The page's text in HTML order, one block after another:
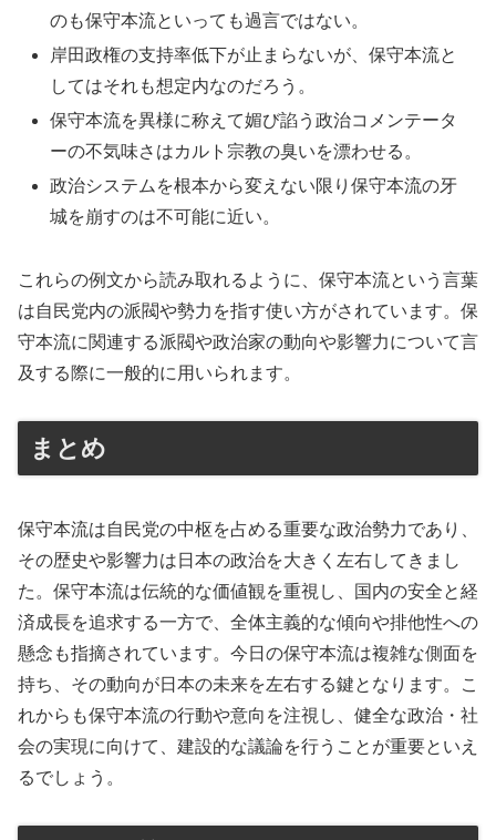
のも保守本流といっても過言ではない。
岸田政権の支持率低下が止まらないが、保守本流と
してはそれも想定内なのだろう。
保守本流を異様に称えて媚び諂う政治コメンテータ
ーの不気味さはカルト宗教の臭いを漂わせる。
政治システムを根本から変えない限り保守本流の牙
城を崩すのは不可能に近い。
これらの例文から読み取れるように、保守本流という言葉
は自民党内の派閥や勢力を指す使い方がされています。保
守本流に関連する派閥や政治家の動向や影響力について言
及する際に一般的に用いられます。
まとめ
保守本流は自民党の中枢を占める重要な政治勢力であり、
その歴史や影響力は日本の政治を大きく左右してきまし
た。保守本流は伝統的な価値観を重視し、国内の安全と経
済成長を追求する一方で、全体主義的な傾向や排他性への
懸念も指摘されています。今日の保守本流は複雑な側面を
持ち、その動向が日本の未来を左右する鍵となります。こ
れからも保守本流の行動や意向を注視し、健全な政治・社
会の実現に向けて、建設的な議論を行うことが重要といえ
るでしょう。